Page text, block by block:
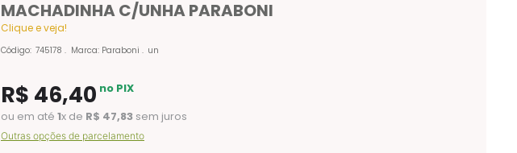
MACHADINHA C/UNHA PARABONI
Clique e veja!
Código: 745178 Marca: Paraboni un
R$ 46,40 no PIX
ou em até 1x de R$ 47,83 sem juros
Outras opções de parcelamento